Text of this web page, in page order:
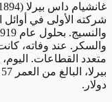
شركته الأولى في
والسكر. عند وفاته،
متعدد القطاعات. اليوم،
دولار.